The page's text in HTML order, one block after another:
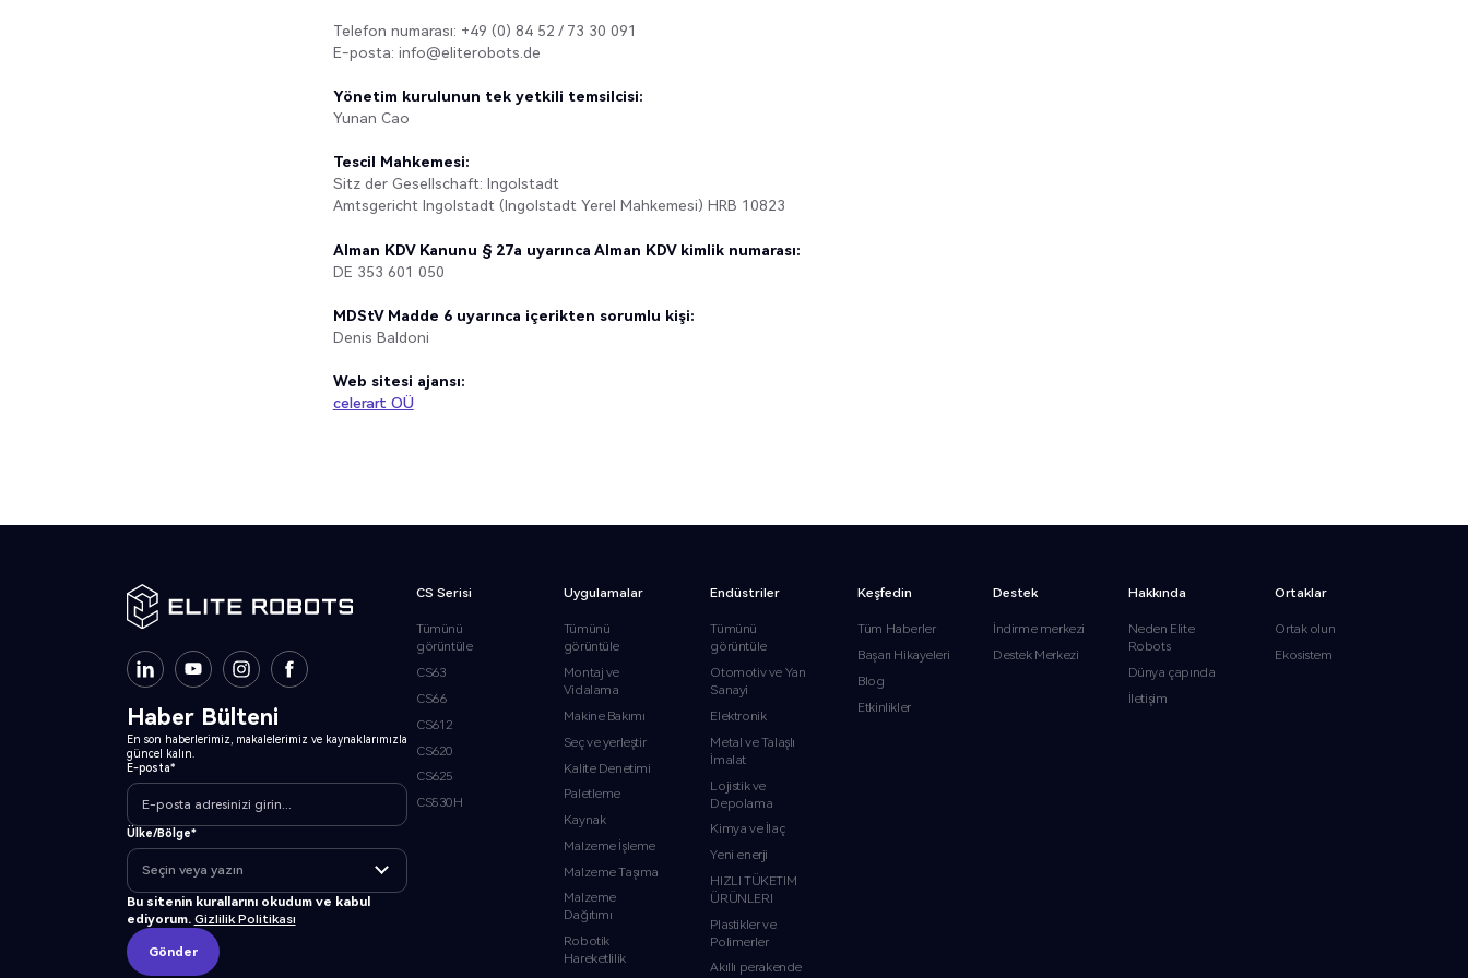
Telefon numarası: +49 (0) 84 52 / 73 30 091
E-posta: info@eliterobots.de
Yönetim kurulunun tek yetkili temsilcisi:
Yunan Cao
Tescil Mahkemesi:
Sitz der Gesellschaft: Ingolstadt
Amtsgericht Ingolstadt (Ingolstadt Yerel Mahkemesi) HRB 10823
Alman KDV Kanunu § 27a uyarınca Alman KDV kimlik numarası:
DE 353 601 050
MDStV Madde 6 uyarınca içerikten sorumlu kişi:
Denis Baldoni
Web sitesi ajansı:
celerart OÜ
Haber Bülteni
En son haberlerimiz, makalelerimiz ve kaynaklarımızla
güncel kalın.
E-posta*
Ülke/Bölge*
Bu sitenin kurallarını okudum ve kabul
ediyorum. Gizlilik Politikası
Gönder
Gönder
CS Serisi
Tümünü
görüntüle
CS63
CS66
CS612
CS620
CS625
CS530H
Uygulamalar
Tümünü
görüntüle
Montaj ve
Vidalama
Makine Bakımı
Seç ve yerleştir
Kalite Denetimi
Paletleme
Kaynak
Malzeme İşleme
Malzeme Taşıma
Malzeme
Dağıtımı
Robotik
Hareketlilik
Endüstriler
Tümünü
görüntüle
Otomotiv ve Yan
Sanayi
Elektronik
Metal ve Talaşlı
İmalat
Lojistik ve
Depolama
Kimya ve İlaç
Yeni enerji
HIZLI TÜKETIM
ÜRÜNLERI
Plastikler ve
Polimerler
Akıllı perakende
Keşfedin
Tüm Haberler
Başarı Hikayeleri
Blog
Etkinlikler
Destek
İndirme merkezi
Destek Merkezi
Hakkında
Neden Elite
Robots
Dünya çapında
İletişim
Ortaklar
Ortak olun
Ekosistem